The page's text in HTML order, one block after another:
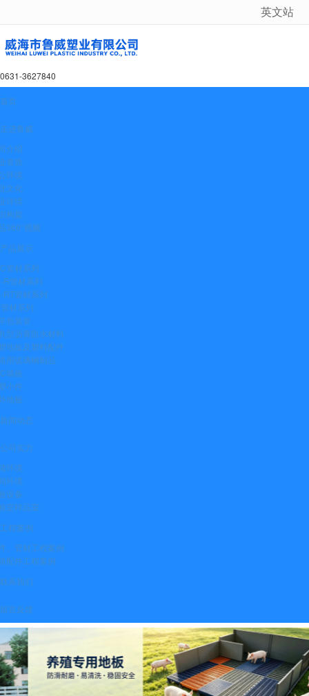
很遗憾，因您的浏览器版本过低导致无法获得最佳浏览体验，推荐下载安装谷歌浏览器！
英文站
0631-3627840
首页
走进鲁威
介绍
资质
环境
文化
详情
构架
360°视频
产品展示
管材系列
R管材系列
RT管材系列
材系列
包装管
型沥青防水材料
地板及塑料配件
用玻璃钢制品
墙板
小件
地板
新闻动态
公司实力
环境
环境
设备
室样品室
工程案例
、管材工程案例
配件工程案例
联系我们
留言反馈